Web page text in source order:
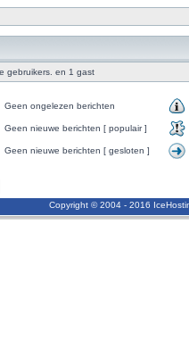
gebruikers. en 1 gast
Geen ongelezen berichten
Geen nieuwe berichten [ populair ]
Geen nieuwe berichten [ gesloten ]
Copyright © 2004 - 2016